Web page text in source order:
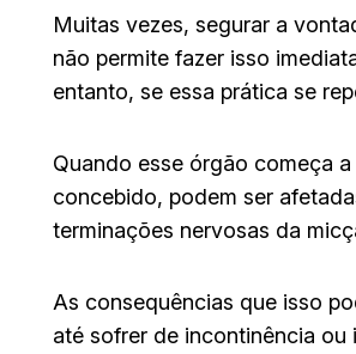
Muitas vezes, segurar a
não permite fazer isso
entanto, se essa prática se
Quando esse órgão começa
concebido, podem ser
terminações nervosas da
As consequências que isso
até sofrer de incontinência